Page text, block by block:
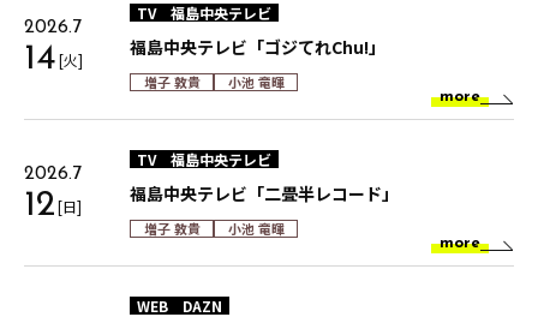
2026.7
14[火]
TV 福島中央テレビ
福島中央テレビ「ゴジてれChu!」
増子 敦貴 小池 竜暉
more
2026.7
12[日]
TV 福島中央テレビ
福島中央テレビ「二畳半レコード」
増子 敦貴 小池 竜暉
more
WEB DAZN